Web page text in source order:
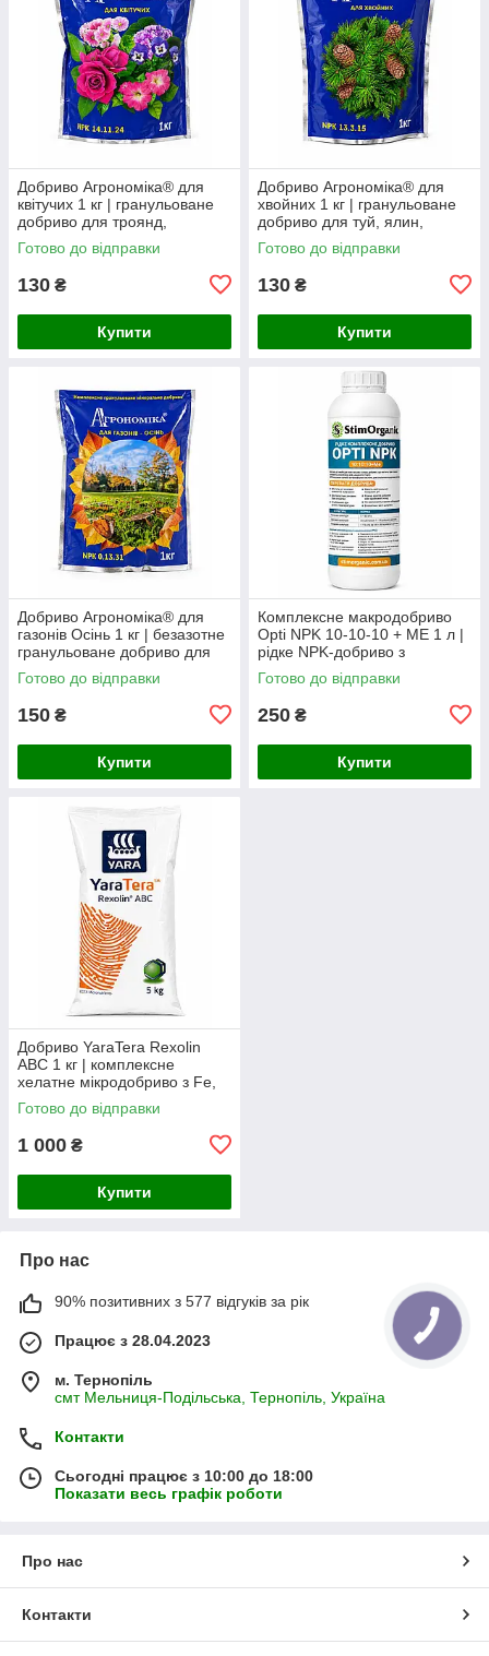
Добриво Агрономіка® для
квітучих 1 кг | гранульоване
добриво для троянд,
декоративних чагарників та
квітучих рослин
Готово до відправки
130 ₴
Купити
Добриво Агрономіка® для
хвойних 1 кг | гранульоване
добриво для туй, ялин,
сосен, ялівців та інших
хвойних рослин
Готово до відправки
130 ₴
Купити
Добриво Агрономіка® для
газонів Осінь 1 кг | безазотне
гранульоване добриво для
підготовки газону
Готово до відправки
150 ₴
Купити
Комплексне макродобриво
Opti NPK 10-10-10 + ME 1 л |
рідке NPK-добриво з
фосфітами та хелатними
мікроелементами для
Готово до відправки
250 ₴
Купити
Добриво YaraTera Rexolin
ABC 1 кг | комплексне
хелатне мікродобриво з Fe,
Mn, Zn, Cu, Mg, B та Mo
Готово до відправки
1 000 ₴
Купити
Про нас
90% позитивних з 577 відгуків за рік
Працює з 28.04.2023
м. Тернопіль
смт Мельниця-Подільська, Тернопіль, Україна
Контакти
Сьогодні працює з 10:00 до 18:00
Показати весь графік роботи
Про нас
Контакти